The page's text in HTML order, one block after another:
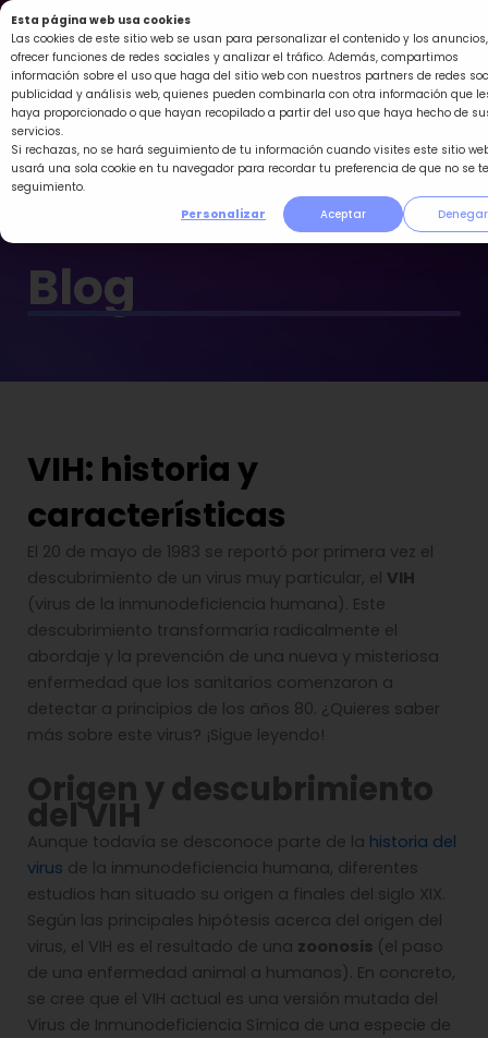
Esta página web usa cookies
Las cookies de este sitio web se usan para personalizar el contenido y los anuncios,
ofrecer funciones de redes sociales y analizar el tráfico. Además, compartimos
información sobre el uso que haga del sitio web con nuestros partners de redes
publicidad y análisis web, quienes pueden combinarla con otra información que
haya proporcionado o que hayan recopilado a partir del uso que haya hecho de
servicios.
Si rechazas, no se hará seguimiento de tu información cuando visites este sitio
usará una sola cookie en tu navegador para recordar tu preferencia de que no se
seguimiento.
Personalizar
Aceptar Denegar
Ir
al
contenido
Blog
VIH: historia y
características
El 20 de mayo de 1983 se reportó por primera vez el
descubrimiento de un virus muy particular, el VIH
(virus de la inmunodeficiencia humana). Este
descubrimiento transformaría radicalmente el
abordaje y la prevención de una nueva y misteriosa
enfermedad que los sanitarios comenzaron a
detectar a principios de los años 80. ¿Quieres saber
más sobre este virus? ¡Sigue leyendo!
Origen y descubrimiento
del VIH
Aunque todavía se desconoce parte de la historia del
virus de la inmunodeficiencia humana, diferentes
estudios han situado su origen a finales del siglo XIX.
Según las principales hipótesis acerca del origen del
virus, el VIH es el resultado de una zoonosis (el paso
de una enfermedad animal a humanos). En concreto,
se cree que el VIH actual es una versión mutada del
Virus de Inmunodeficiencia Símica de una especie de